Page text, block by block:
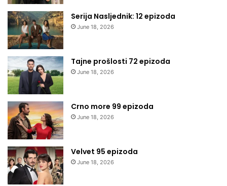
Serija Nasljednik: 12 epizoda
June 18, 2026
Tajne prošlosti 72 epizoda
June 18, 2026
Crno more 99 epizoda
June 18, 2026
Velvet 95 epizoda
June 18, 2026